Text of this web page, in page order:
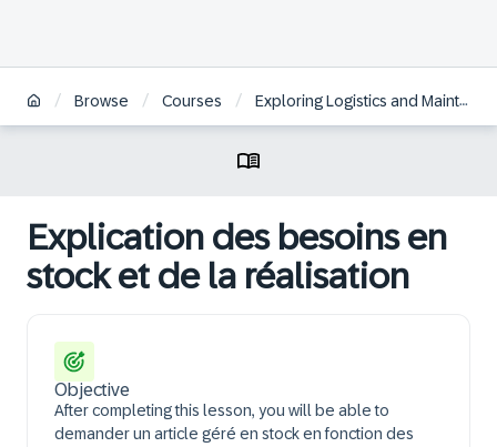
/ Browse / Courses / Exploring Logistics and Maintenance in SAP S/4HANA Defense & Security | FR
Explication des besoins en
stock et de la réalisation
Objective
After completing this lesson, you will be able to
demander un article géré en stock en fonction des